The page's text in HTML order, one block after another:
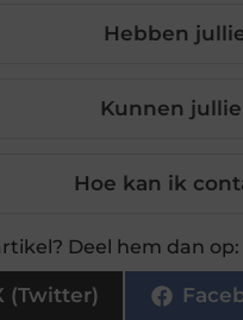
Hebben
Kunnen
Hoe kan ik
Deel hem dan op:
(Twitter)